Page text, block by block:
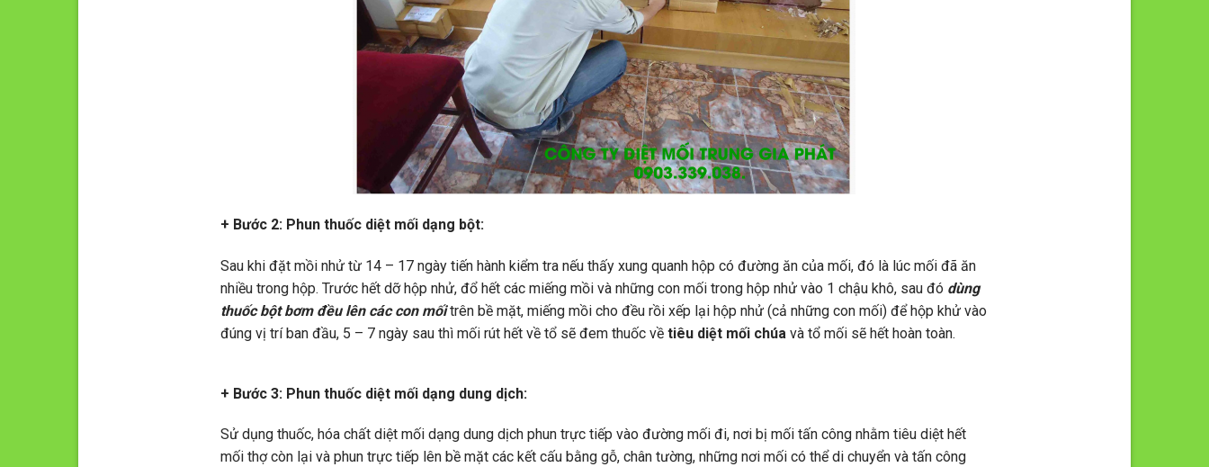
+ Bước 2: Phun thuốc diệt mối dạng bột:
Sau khi đặt mồi nhử từ 14 – 17 ngày tiến hành kiểm tra nếu thấy xung quanh hộp có đường ăn của mối, đó là lúc mối đã ăn
nhiều trong hộp. Trước hết dỡ hộp nhử, đổ hết các miếng mồi và những con mối trong hộp nhử vào 1 chậu khô, sau đó dùng
thuốc bột bơm đều lên các con mốitrên bề mặt, miếng mồi cho đều rồi xếp lại hộp nhử (cả những con mối) để hộp khử vào
đúng vị trí ban đầu, 5 – 7 ngày sau thì mối rút hết về tổ sẽ đem thuốc vềtiêu diệt mối chúa và tổ mối sẽ hết hoàn toàn.
+ Bước 3: Phun thuốc diệt mối dạng dung dịch:
Sử dụng thuốc, hóa chất diệt mối dạng dung dịch phun trực tiếp vào đường mối đi, nơi bị mối tấn công nhằm tiêu diệt hết
mối thợ còn lại và phun trực tiếp lên bề mặt các kết cấu bằng gỗ, chân tường, những nơi mối có thể di chuyển và tấn công